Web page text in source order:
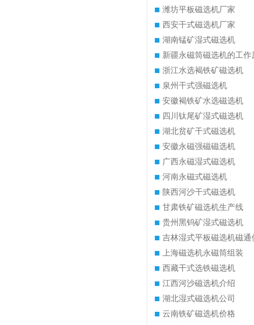
潍坊平板磁选机厂家
西安干式磁选机厂家
湖南锰矿湿式磁选机
新疆永磁筒磁选机的工作
浙江水选褐铁矿磁选机
泉州干式强磁选机
安徽褐铁矿水选磁选机
四川钛尾矿湿式磁选机
湖北贫矿干式磁选机
安徽永磁强磁磁选机
广西永磁湿式磁选机
河南永磁式磁选机
陕西河沙干式磁选机
甘肃铁矿磁选机生产线
贵州黑钨矿湿式磁选机
吉林湿式平板磁选机磁通
上海磁选机永磁筒组装
西藏干式选铁磁选机
江西河沙磁选机介绍
湖北湿式磁选机公司
云南铁矿磁选机价格